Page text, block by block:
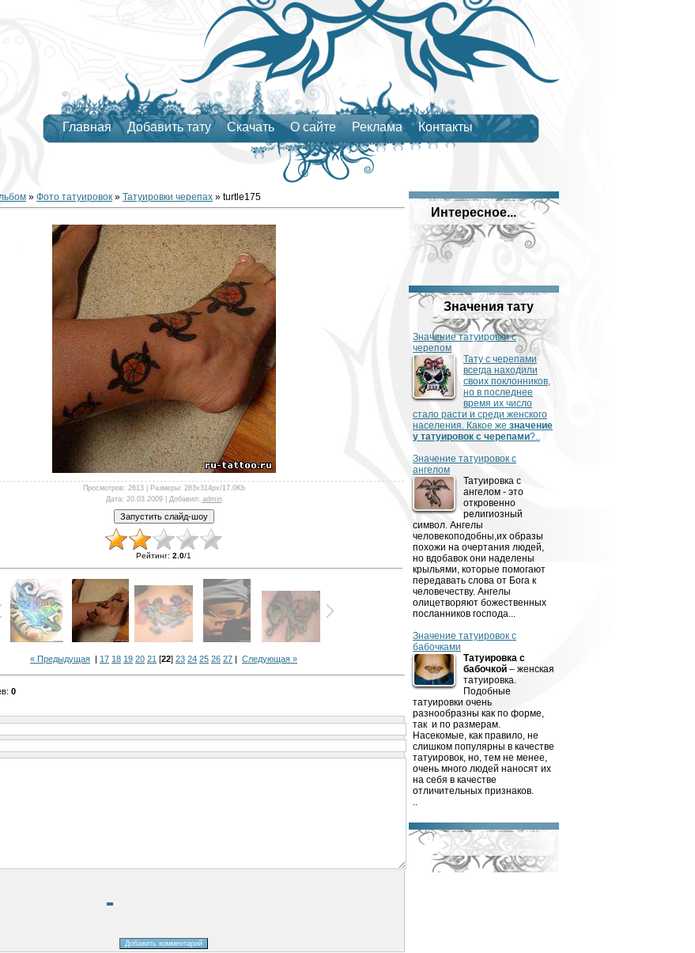
Главная Добавить тату Скачать О сайте Реклама Контакты
Интересное...
Значения тату
Значение татуировки с
черепом
Тату с черепами
всегда находили
своих поклонников,
но в последнее
время их число
стало расти и среди женского
населения. Какое же значение
у татуировок с черепами?..
Значение татуировок с
ангелом
Татуировка с
ангелом - это
откровенно
религиозный
символ. Ангелы
человекоподобны,их образы
похожи на очертания людей,
но вдобавок они наделены
крыльями, которые помогают
передавать слова от Бога к
человечеству. Ангелы
олицетворяют божественных
посланников господа...
Значение татуировок с
бабочками
Татуировка с
бабочкой – женская
татуировка.
Подобные
татуировки очень
разнообразны как по форме,
так и по размерам.
Насекомые, как правило, не
слишком популярны в качестве
татуировок, но, тем не менее,
очень много людей наносят их
на себя в качестве
отличительных признаков.
..
» Фото татуировок » Татуировки черепах » turtle175
Просмотров: 2613 | Размеры: 283x314px/17.0Kb
Дата: 20.03.2009 | Добавил: admin
Рейтинг: 2.0/1
« Предыдущая | 17 18 19 20 21 [22] 23 24 25 26 27 | Следующая »
: 0